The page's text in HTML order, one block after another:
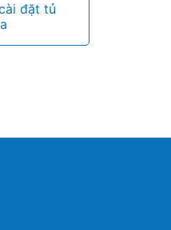
đặt tủ